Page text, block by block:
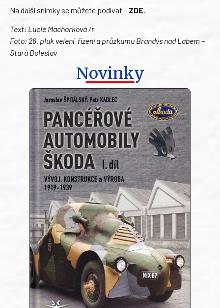
Na další snímky se můžete podívat – ZDE
Text: Lucie Machorková /r
Foto: 26. pluk velení, řízení a průzkumu Brandýs nad Labem –
Stará Boleslav
Novinky